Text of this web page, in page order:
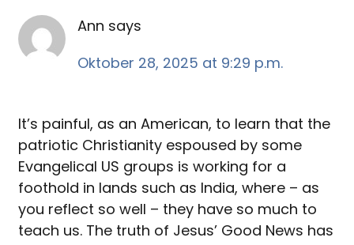
Ann says
Oktober 28, 2025 at 9:29 p.m.
It’s painful, as an American, to learn that the
patriotic Christianity espoused by some
Evangelical US groups is working for a
foothold in lands such as India, where – as
you reflect so well – they have so much to
teach us. The truth of Jesus’ Good News has